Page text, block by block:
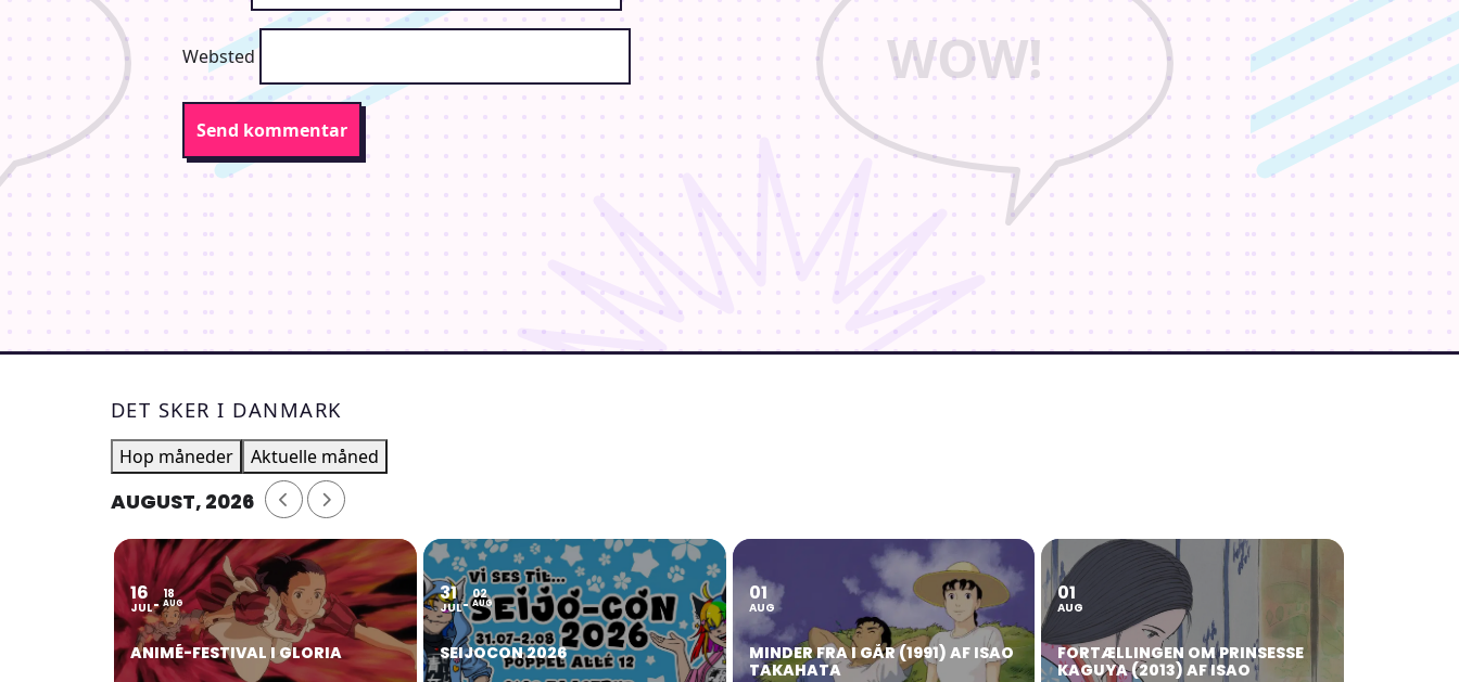
Websted
DET SKER I DANMARK
Hop måneder Aktuelle måned
AUGUST, 2026
16
JUL
18
AUG
ANIMÉ-FESTIVAL I GLORIA
31
JUL
02
AUG
SEIJOCON 2026
01
AUG
MINDER FRA I GÅR (1991) AF ISAO
TAKAHATA
01
AUG
FORTÆLLINGEN OM PRINSESSE
KAGUYA (2013) AF ISAO